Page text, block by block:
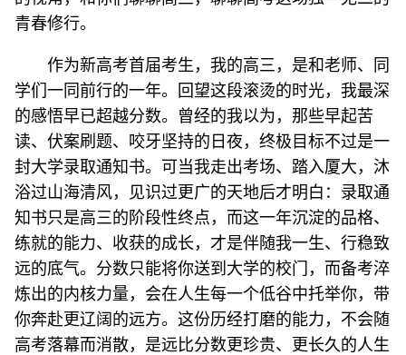
青春修行。
作为新高考首届考生，我的高三，是和老师、同
学们一同前行的一年。回望这段滚烫的时光，我最深
的感悟早已超越分数。曾经的我以为，那些早起苦
读、伏案刷题、咬牙坚持的日夜，终极目标不过是一
封大学录取通知书。可当我走出考场、踏入厦大，沐
浴过山海清风，见识过更广的天地后才明白：录取通
知书只是高三的阶段性终点，而这一年沉淀的品格、
练就的能力、收获的成长，才是伴随我一生、行稳致
远的底气。分数只能将你送到大学的校门，而备考淬
炼出的内核力量，会在人生每一个低谷中托举你，带
你奔赴更辽阔的远方。这份历经打磨的能力，不会随
高考落幕而消散，是远比分数更珍贵、更长久的人生